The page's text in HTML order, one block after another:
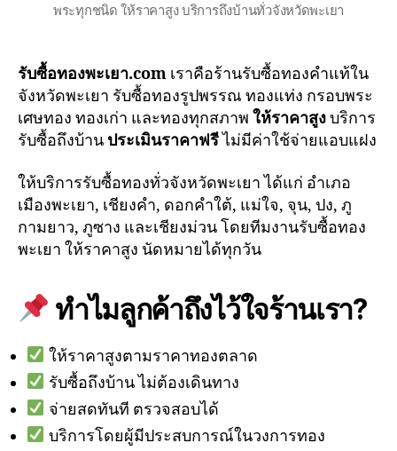
พระทุกชนิด ให้ราคาสูง บริการถึงบ้านทั่วจังหวัดพะเยา
รับซื้อทองพะเยา.com เราคือร้านรับซื้อทองคำแท้ใน
จังหวัดพะเยา รับซื้อทองรูปพรรณ ทองแท่ง กรอบพระ
เศษทอง ทองเก่า และทองทุกสภาพ ให้ราคาสูงบริการ
รับซื้อถึงบ้าน ประเมินราคาฟรีไม่มีค่าใช้จ่ายแอบแฝง
ให้บริการรับซื้อทองทั่วจังหวัดพะเยา ได้แก่ อำเภอ
เมืองพะเยา, เชียงคำ, ดอกคำใต้, แม่ใจ, จุน, ปง, ภู
กามยาว, ภูซาง และเชียงม่วน โดยทีมงานรับซื้อทอง
พะเยา ให้ราคาสูง นัดหมายได้ทุกวัน
ทำไมลูกค้าถึงไว้ใจร้านเรา?
ให้ราคาสูงตามราคาทองตลาด
รับซื้อถึงบ้าน ไม่ต้องเดินทาง
จ่ายสดทันที ตรวจสอบได้
บริการโดยผู้มีประสบการณ์ในวงการทอง